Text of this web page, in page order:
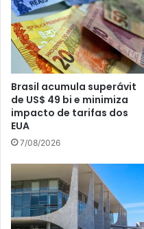
Brasil acumula superávit
de US$ 49 bi e minimiza
impacto de tarifas dos
EUA
7/08/2026